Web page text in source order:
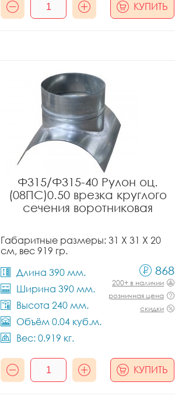
КУПИТЬ
Ф315/Ф315-40 Рулон оц.
(08ПС)0.50 врезка круглого
сечения воротниковая
Габаритные размеры: 31 X 31 X 20
см, вес 919 гр.
Длина 390 мм.
Ширина 390 мм.
Высота 240 мм.
Объём 0.04 куб.м.
Вес: 0.919 кг.
868
200+ в наличии
розничная цена
скидки
КУПИТЬ